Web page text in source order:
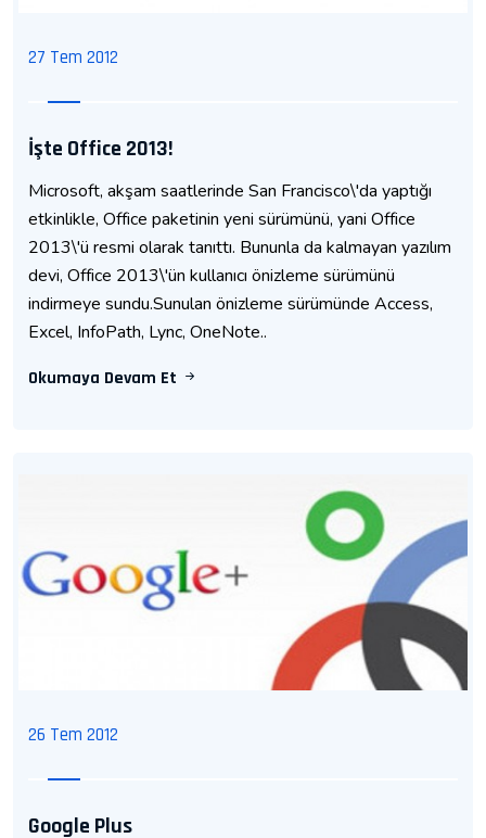
27 Tem 2012
İşte Office 2013!
Microsoft, akşam saatlerinde San Francisco\'da yaptığı
etkinlikle, Office paketinin yeni sürümünü, yani Office
2013\'ü resmi olarak tanıttı. Bununla da kalmayan yazılım
devi, Office 2013\'ün kullanıcı önizleme sürümünü
indirmeye sundu.Sunulan önizleme sürümünde Access,
Excel, InfoPath, Lync, OneNote..
Okumaya Devam Et
26 Tem 2012
Google Plus